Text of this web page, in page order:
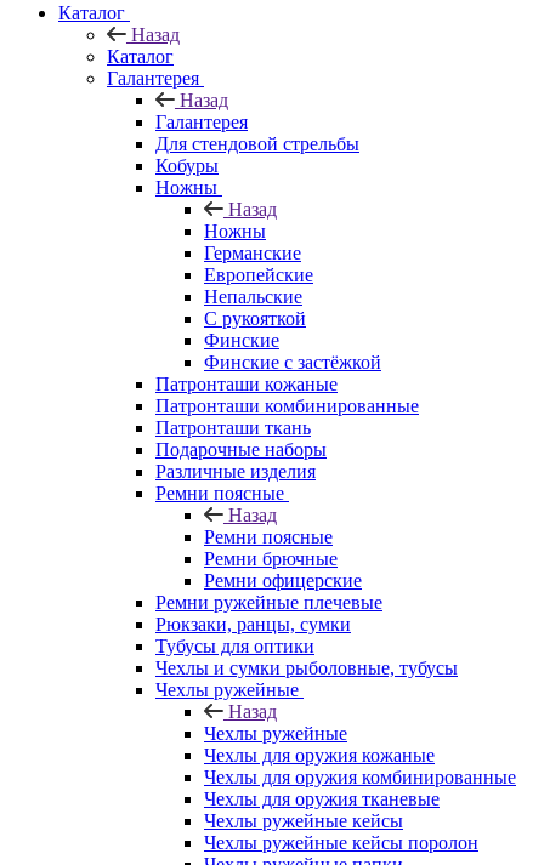
Каталог
Назад
Каталог
Галантерея
Назад
Галантерея
Для стендовой стрельбы
Кобуры
Ножны
Назад
Ножны
Германские
Европейские
Непальские
С рукояткой
Финские
Финские с застёжкой
Патронташи кожаные
Патронташи комбинированные
Патронташи ткань
Подарочные наборы
Различные изделия
Ремни поясные
Назад
Ремни поясные
Ремни брючные
Ремни офицерские
Ремни ружейные плечевые
Рюкзаки, ранцы, сумки
Тубусы для оптики
Чехлы и сумки рыболовные, тубусы
Чехлы ружейные
Назад
Чехлы ружейные
Чехлы для оружия кожаные
Чехлы для оружия комбинированные
Чехлы для оружия тканевые
Чехлы ружейные кейсы
Чехлы ружейные кейсы поролон